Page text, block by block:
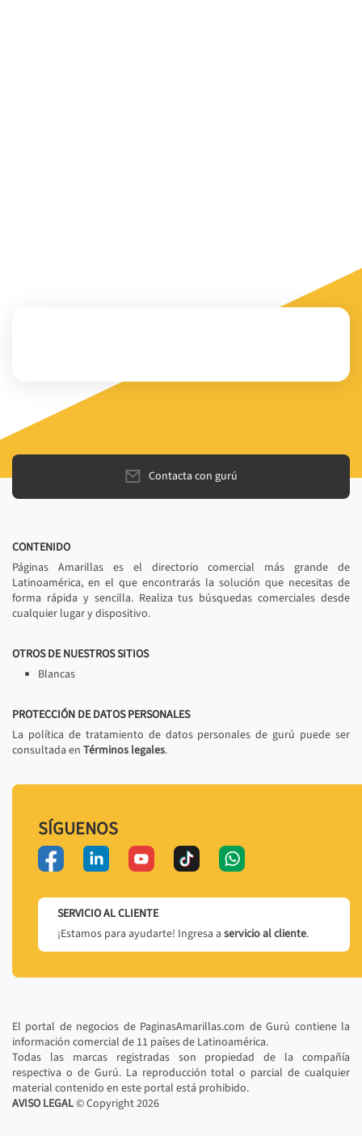
Contacta con gurú
CONTENIDO
Páginas Amarillas es el directorio comercial más grande de
Latinoamérica, en el que encontrarás la solución que necesitas de
forma rápida y sencilla. Realiza tus búsquedas comerciales desde
cualquier lugar y dispositivo.
OTROS DE NUESTROS SITIOS
Blancas
PROTECCIÓN DE DATOS PERSONALES
La política de tratamiento de datos personales de gurú puede ser
consultada en Términos legales.
SÍGUENOS
SERVICIO AL CLIENTE
¡Estamos para ayudarte! Ingresa a servicio al cliente.
El portal de negocios de PaginasAmarillas.com de Gurú contiene la
información comercial de 11 países de Latinoamérica.
Todas las marcas registradas son propiedad de la compañía
respectiva o de Gurú. La reproducción total o parcial de cualquier
material contenido en este portal está prohibido.
AVISO LEGAL© Copyright2026